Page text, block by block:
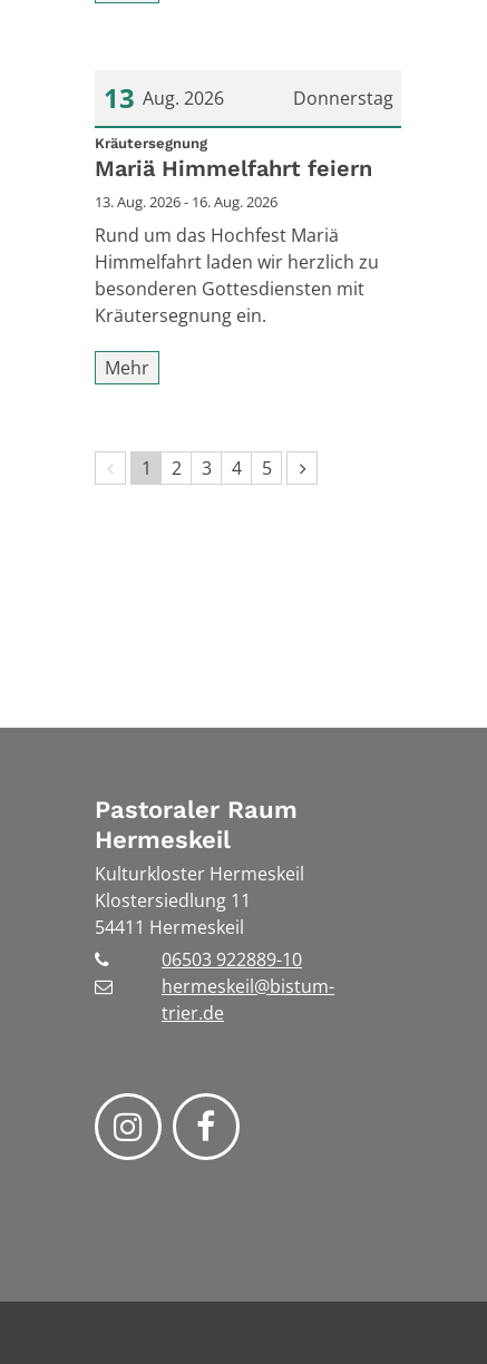
Donnerstag
13 Aug. 2026
Datum: 13. August 2026
Kräutersegnung:
Mariä Himmelfahrt feiern
13. Aug. 2026 - 16. Aug. 2026
Rund um das Hochfest Mariä
Himmelfahrt laden wir herzlich zu
besonderen Gottesdiensten mit
Kräutersegnung ein.
Mehr
Vorherige Seite
1 2 3 4 5 Nächste Seite
Pastoraler Raum
Hermeskeil
Kulturkloster Hermeskeil
Klostersiedlung 11
54411 Hermeskeil
06503 922889-10
hermeskeil@bistum-
trier.de